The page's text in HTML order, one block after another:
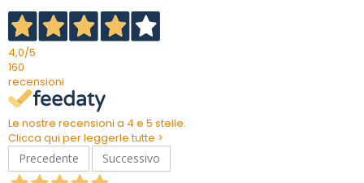
4,0/5
160
recensioni
Le nostre recensioni a 4 e 5 stelle.
Clicca qui per leggerle tutte >
Precedente
Successivo